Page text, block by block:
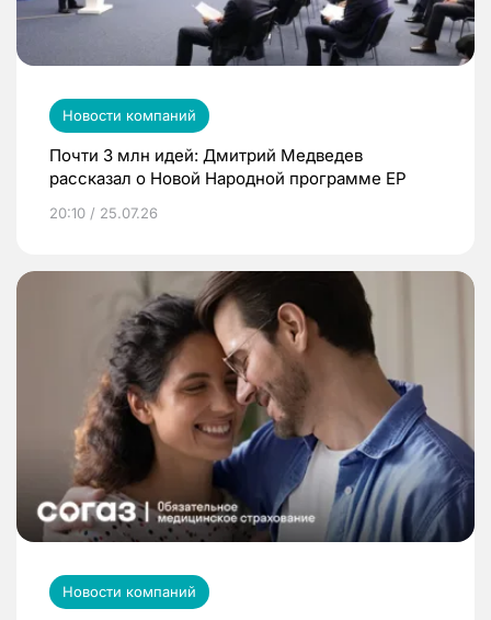
Новости компаний
Почти 3 млн идей: Дмитрий Медведев
рассказал о Новой Народной программе ЕР
20:10 / 25.07.26
Новости компаний